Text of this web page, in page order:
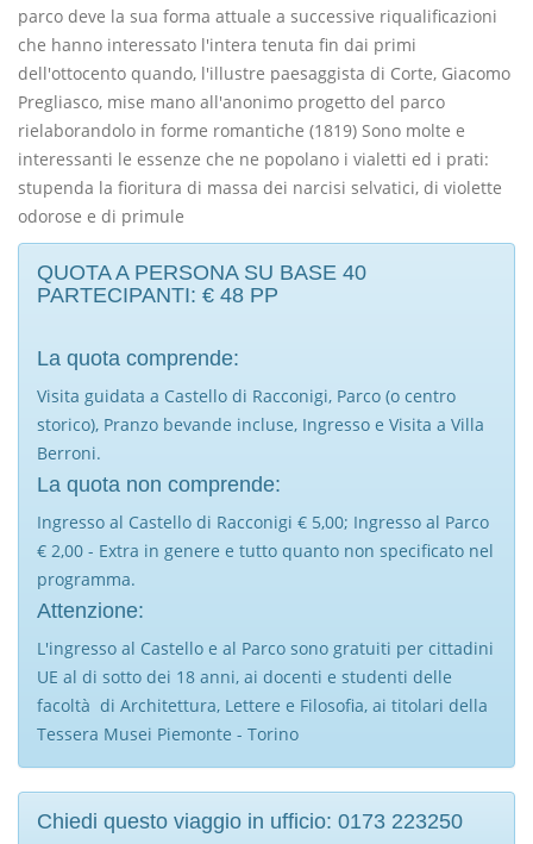
parco deve la sua forma attuale a successive riqualificazioni
che hanno interessato l'intera tenuta fin dai primi
dell'ottocento quando, l'illustre paesaggista di Corte, Giacomo
Pregliasco, mise mano all'anonimo progetto del parco
rielaborandolo in forme romantiche (1819) Sono molte e
interessanti le essenze che ne popolano i vialetti ed i prati:
stupenda la fioritura di massa dei narcisi selvatici, di violette
odorose e di primule
QUOTA A PERSONA SU BASE 40
PARTECIPANTI: € 48 PP
La quota comprende:
Visita guidata a Castello di Racconigi, Parco (o centro
storico), Pranzo bevande incluse, Ingresso e Visita a Villa
Berroni.
La quota non comprende:
Ingresso al Castello di Racconigi € 5,00; Ingresso al Parco
€ 2,00 - Extra in genere e tutto quanto non specificato nel
programma.
Attenzione:
L'ingresso al Castello e al Parco sono gratuiti per cittadini
UE al di sotto dei 18 anni, ai docenti e studenti delle
facoltà di Architettura, Lettere e Filosofia, ai titolari della
Tessera Musei Piemonte - Torino
Chiedi questo viaggio in ufficio: 0173 223250